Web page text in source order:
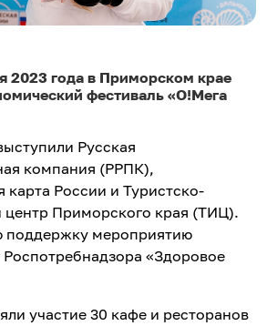
2023 года в Приморском крае
фестиваль «О!Мега
Русская
компания (РРПК),
карта России и Туристско-
Приморского края (ТИЦ).
мероприятию
Роспотребнадзора «Здоровое
участие 30 кафе и ресторанов